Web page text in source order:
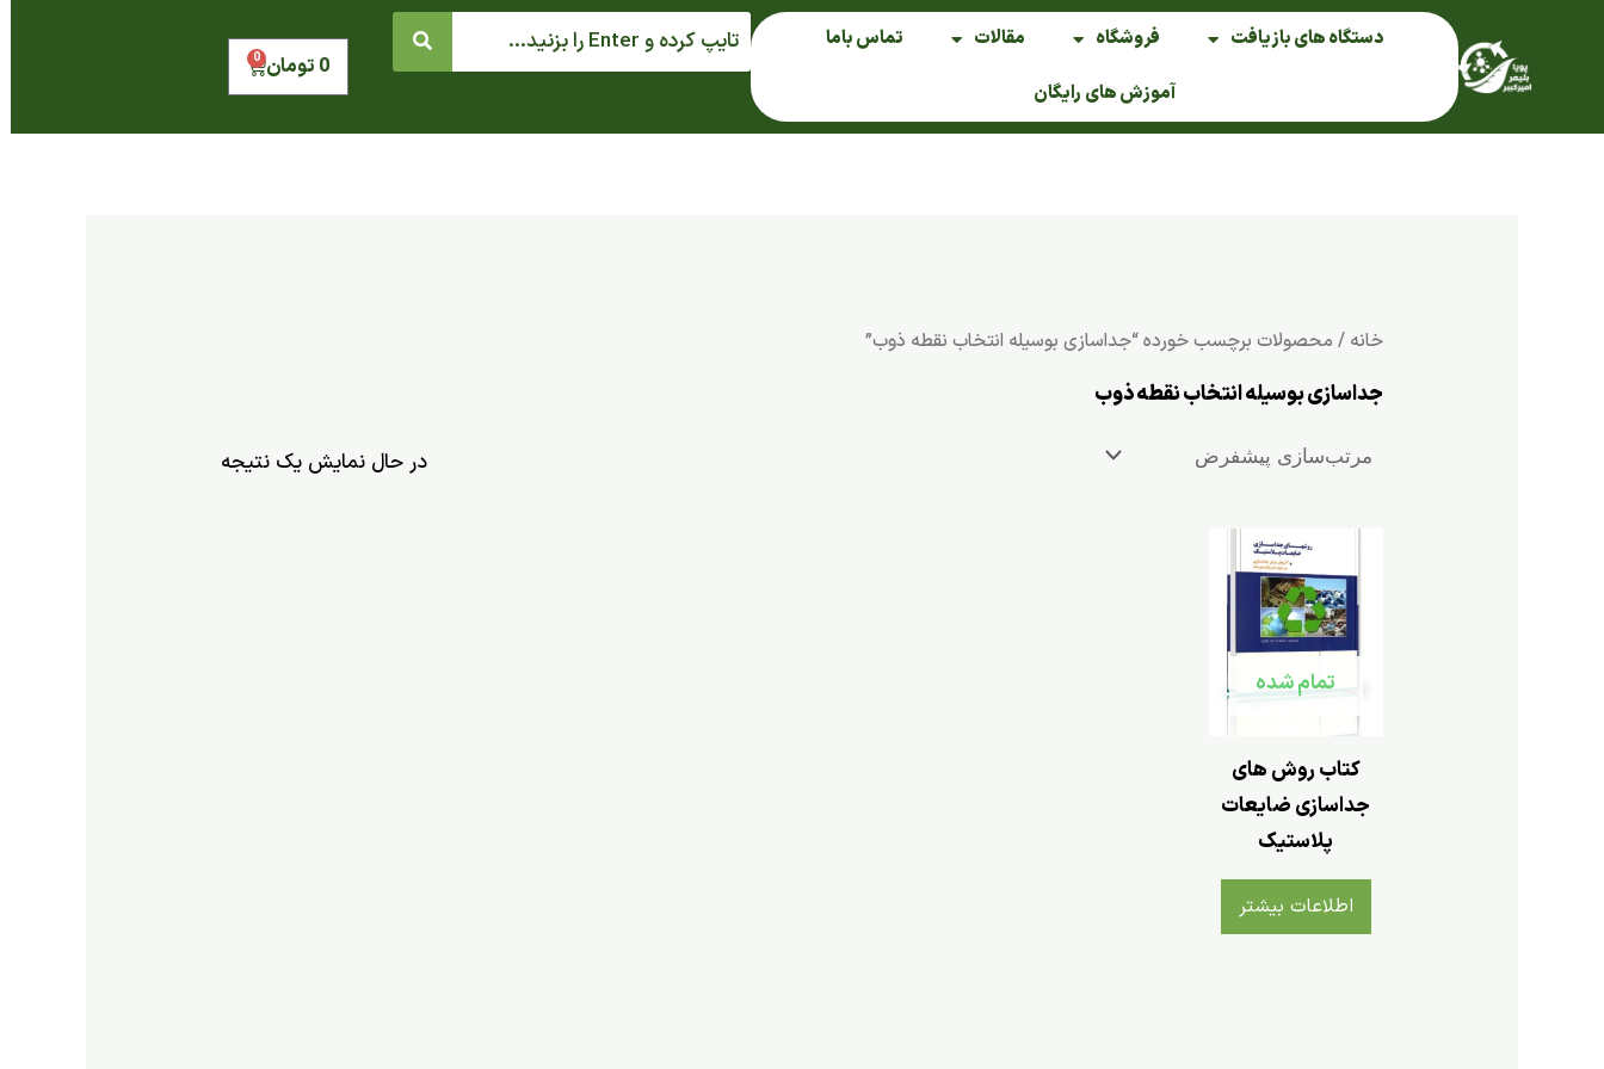
دستگاه های بازیافت فروشگاه مقالات
تماس باما
آموزش های رایگان
0 تومان 0
سبد
خرید
خانه / محصولات برچسب خورده “جداسازی بوسیله انتخاب نقطه ذوب”
جداسازی بوسیله انتخاب نقطه ذوب
در حال نمایش یک نتیجه
تمام شده
کتاب روش های
جداسازی ضایعات
پلاستیک
اطلاعات بیشتر